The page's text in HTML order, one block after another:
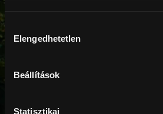
Hozzájárulás
kiválasztása
Elengedhetetlen
Beállítások
Statisztikai